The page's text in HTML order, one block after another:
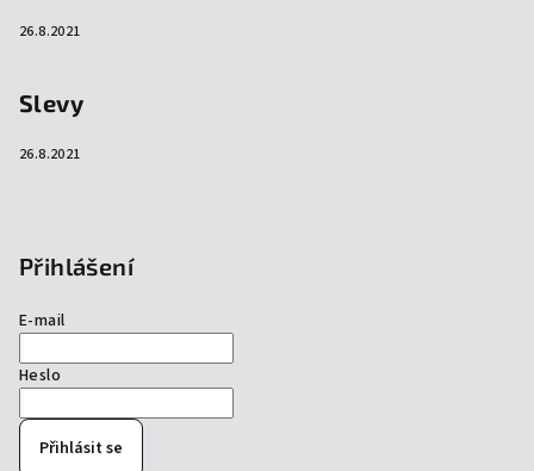
26.8.2021
Slevy
26.8.2021
Přihlášení
E-mail
Heslo
Přihlásit se